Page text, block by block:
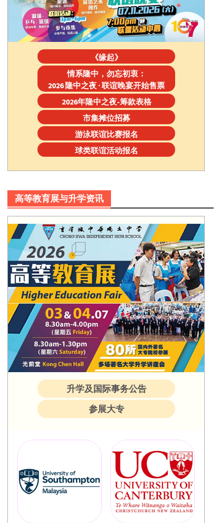
《缘起》
情系隆中，勿忘初衷：
2026 隆中之夜 · 联谊晚宴开始售票
2026年隆中之夜-筹款表格
市集摊位招募
游泳联谊比赛报名
球类联谊活动报名
高等教育展与升学资讯
升学及国际事务公告
参展大专